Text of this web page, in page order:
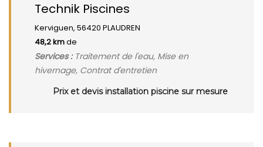
Technik Piscines
Kerviguen, 56420 PLAUDREN
48,2 kmde
Services :Traitement de l'eau, Mise en
hivernage, Contrat d'entretien
Prix et devis installation piscine sur mesure